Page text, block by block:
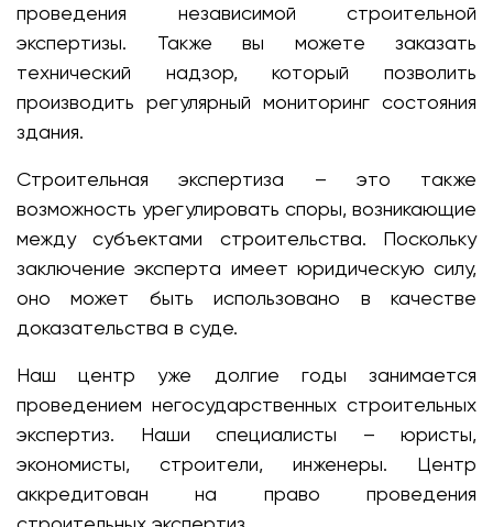
проведения независимой строительной
экспертизы. Также вы можете заказать
технический надзор, который позволить
производить регулярный мониторинг состояния
здания.
Строительная экспертиза – это также
возможность урегулировать споры, возникающие
между субъектами строительства. Поскольку
заключение эксперта имеет юридическую силу,
оно может быть использовано в качестве
доказательства в суде.
Наш центр уже долгие годы занимается
проведением негосударственных строительных
экспертиз. Наши специалисты – юристы,
экономисты, строители, инженеры. Центр
аккредитован на право проведения